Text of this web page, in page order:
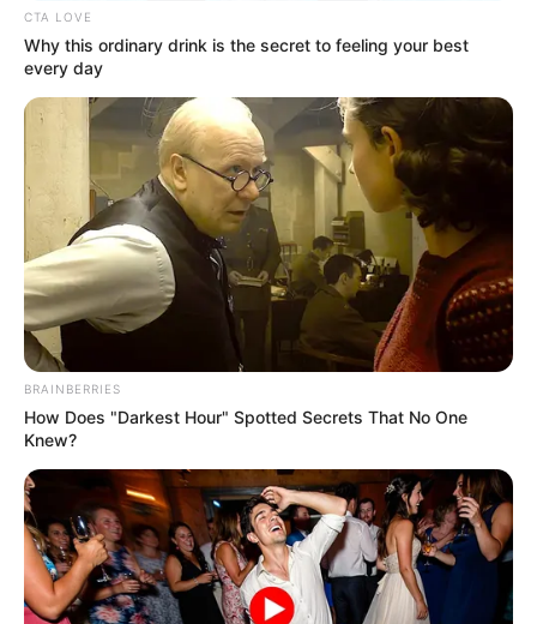
¡ALERTA SANITARIA!
Esta es la enfermedad
silenciosa que se
desencadena al entrar
en contacto con este
CTA LOVE
Why this ordinary drink is the secret to feeling your best
every day
BRAINBERRIES
How Does "Darkest Hour" Spotted Secrets That No One
Knew?